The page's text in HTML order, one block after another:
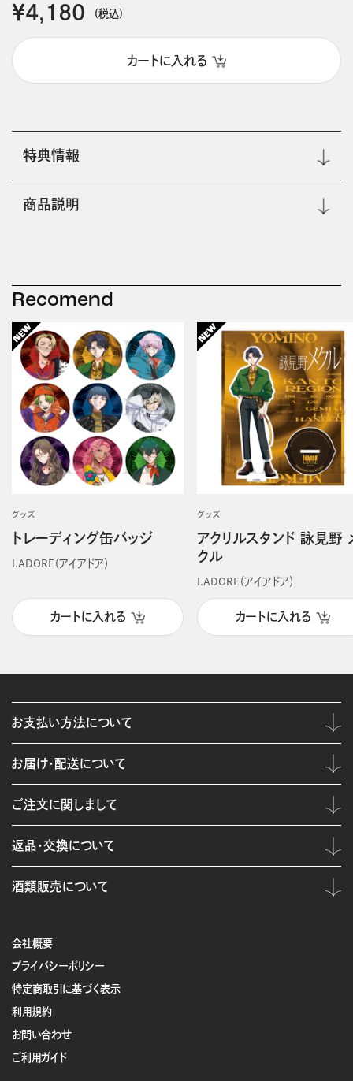
￥4,180 (税込)
カートに入れる
特典情報
商品説明
Recomend
グッズ
トレーディング缶バッジ
I.ADORE（アイアドア）
カートに入れる
グッズ
アクリルスタンド 詠見野
クル
I.ADORE（アイアドア）
カートに入れる
会社概要
プライバシーポリシー
特定商取引に基づく表示
利用規約
お問い合わせ
ご利用ガイド
お支払い方法について
お届け・配送について
ご注文に関しまして
返品・交換について
酒類販売について